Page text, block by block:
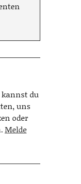
kannst du
uns
oder
Melde